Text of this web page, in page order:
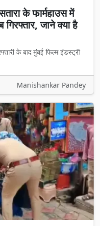
के फार्महाउस में
गिरफ्तार, जाने क्या है
के बाद मुंबई फिल्म इंडस्ट्री
Manishankar Pandey